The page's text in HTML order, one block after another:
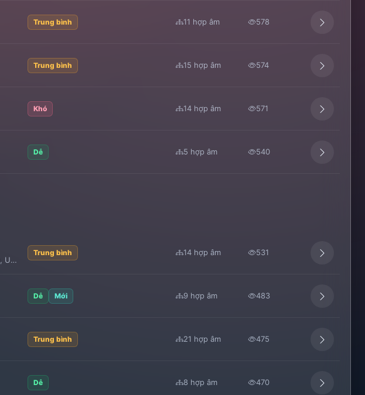
Trung bình 11 hợp âm 578
Trung bình 15 hợp âm 574
Khó 14 hợp âm 571
Dễ 5 hợp âm 540
Uyên Linh
Trung bình 14 hợp âm 531
Dễ Mới 9 hợp âm 483
Trung bình 21 hợp âm 475
Dễ 8 hợp âm 470